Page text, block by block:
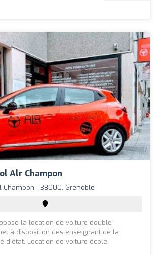
Alr Champon
Champon - 38000, Grenoble
la location de voiture double
à disposition des enseignant de la
d’état. Location de voiture école.